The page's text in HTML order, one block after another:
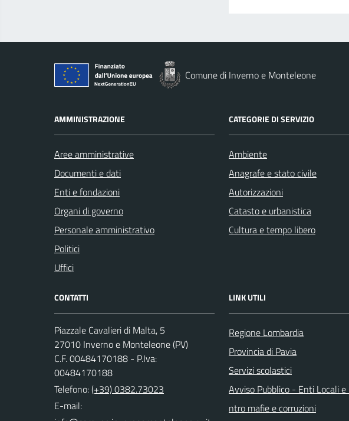
Comune di Inverno e Monteleone
AMMINISTRAZIONE
Aree amministrative
Documenti e dati
Enti e fondazioni
Organi di governo
Personale amministrativo
Politici
Uffici
CATEGORIE DI SERVIZIO
Ambiente
Anagrafe e stato civile
Autorizzazioni
Catasto e urbanistica
Cultura e tempo libero
CONTATTI
Piazzale Cavalieri di Malta, 5
27010 Inverno e Monteleone (PV)
C.F. 00484170188 - P.Iva:
00484170188
Telefono:(+39) 0382.73023
E-mail:
LINK UTILI
Regione Lombardia
Provincia di Pavia
Servizi scolastici
Avviso Pubblico - Enti Locali e
ntro mafie e corruzioni